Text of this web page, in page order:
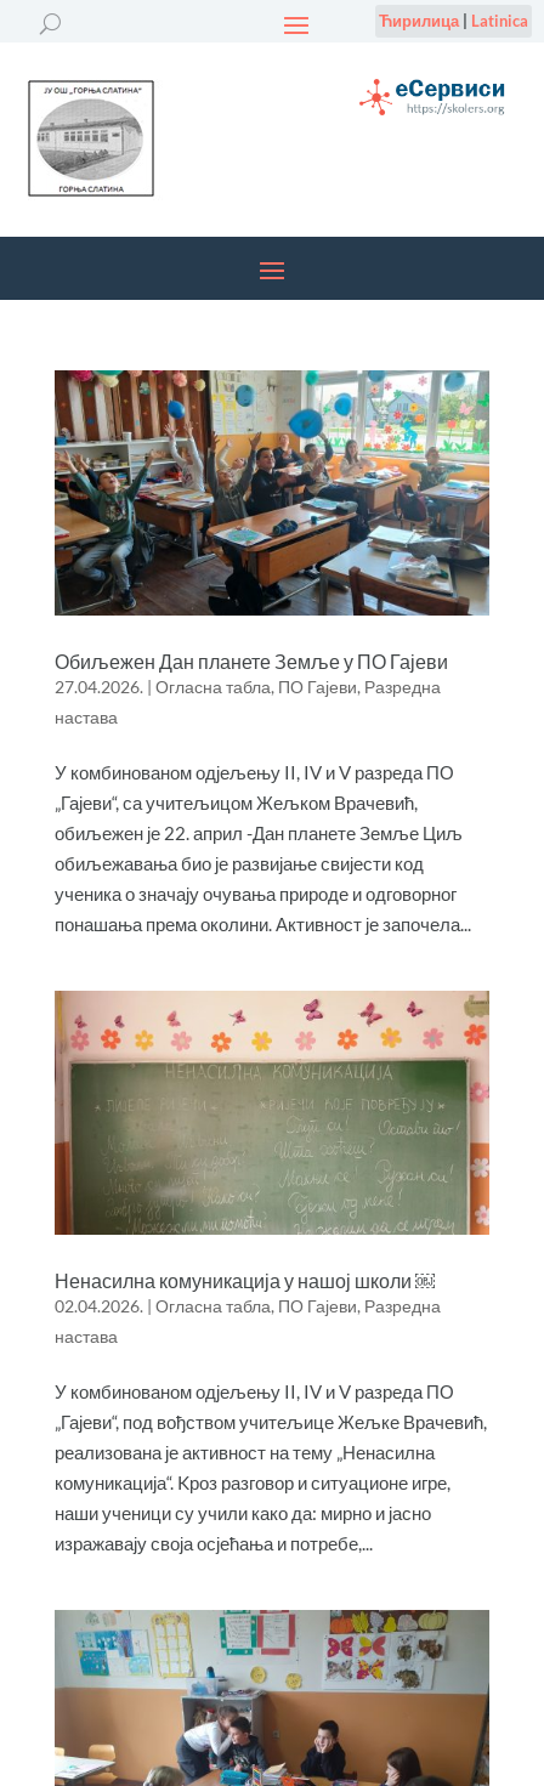
Ћирилица| Latinica
Обиљежен Дан планете Земље у ПО Гајеви
27.04.2026. | Огласна табла, ПО Гајеви, Разредна
настава
У комбинованом одјељењу II, IV и V разреда ПО
„Гајеви“, са учитељицом Жељком Врачевић,
обиљежен је 22. април -Дан планете Земље Циљ
обиљежавања био је развијање свијести код
ученика о значају очувања природе и одговорног
понашања према околини. Активност је започела...
Ненасилна комуникација у нашој школи ￼
02.04.2026. | Огласна табла, ПО Гајеви, Разредна
настава
У комбинованом одјељењу II, IV и V разреда ПО
„Гајеви“, под вођством учитељице Жељке Врачевић,
реализована је активност на тему „Ненасилна
комуникација“. Kроз разговор и ситуационе игре,
наши ученици су учили како да: мирно и јасно
изражавају своја осјећања и потребе,...